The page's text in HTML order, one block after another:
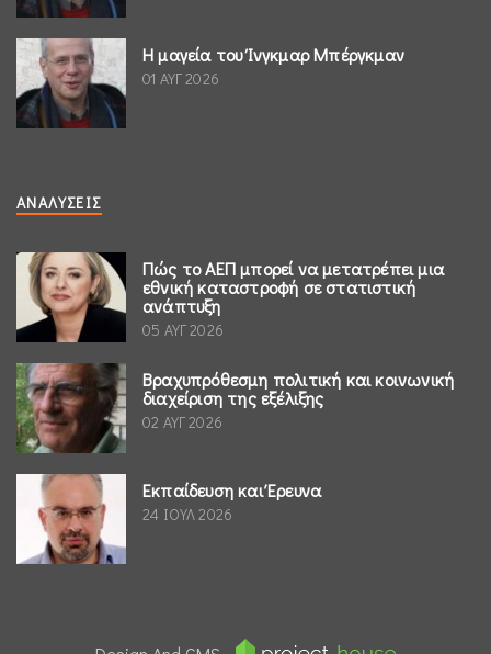
Η μαγεία του Ίνγκμαρ Μπέργκμαν
01 ΑΥΓ 2026
ΑΝΑΛΎΣΕΙΣ
Πώς το ΑΕΠ μπορεί να μετατρέπει μια
εθνική καταστροφή σε στατιστική
ανάπτυξη
05 ΑΥΓ 2026
Βραχυπρόθεσμη πολιτική και κοινωνική
διαχείριση της εξέλιξης
02 ΑΥΓ 2026
Εκπαίδευση και Έρευνα
24 ΙΟΥΛ 2026